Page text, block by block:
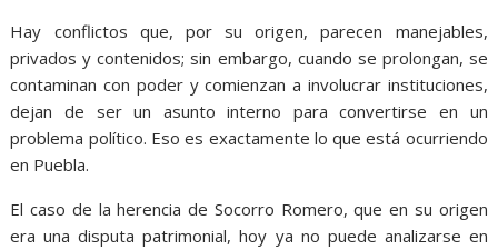
Hay conflictos que, por su origen, parecen manejables,
privados y contenidos; sin embargo, cuando se prolongan, se
contaminan con poder y comienzan a involucrar instituciones,
dejan de ser un asunto interno para convertirse en un
problema político. Eso es exactamente lo que está ocurriendo
en Puebla.
El caso de la herencia de Socorro Romero, que en su origen
era una disputa patrimonial, hoy ya no puede analizarse en